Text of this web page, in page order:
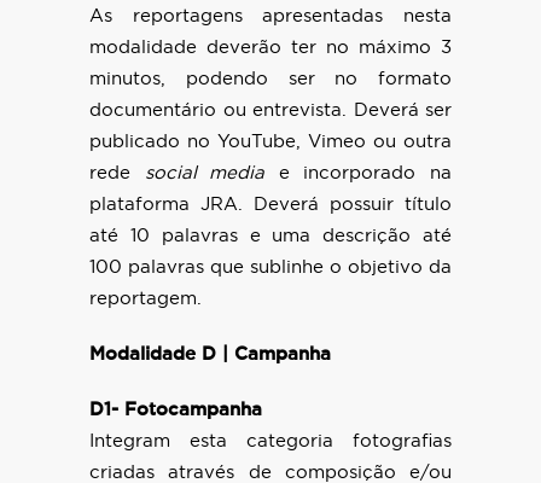
As reportagens apresentadas nesta
modalidade deverão ter no máximo 3
minutos, podendo ser no formato
documentário ou entrevista. Deverá ser
publicado no YouTube, Vimeo ou outra
rede social media e incorporado na
plataforma JRA. Deverá possuir título
até 10 palavras e uma descrição até
100 palavras que sublinhe o objetivo da
reportagem.
Modalidade D | Campanha
D1- Fotocampanha
Integram esta categoria fotografias
criadas através de composição e/ou